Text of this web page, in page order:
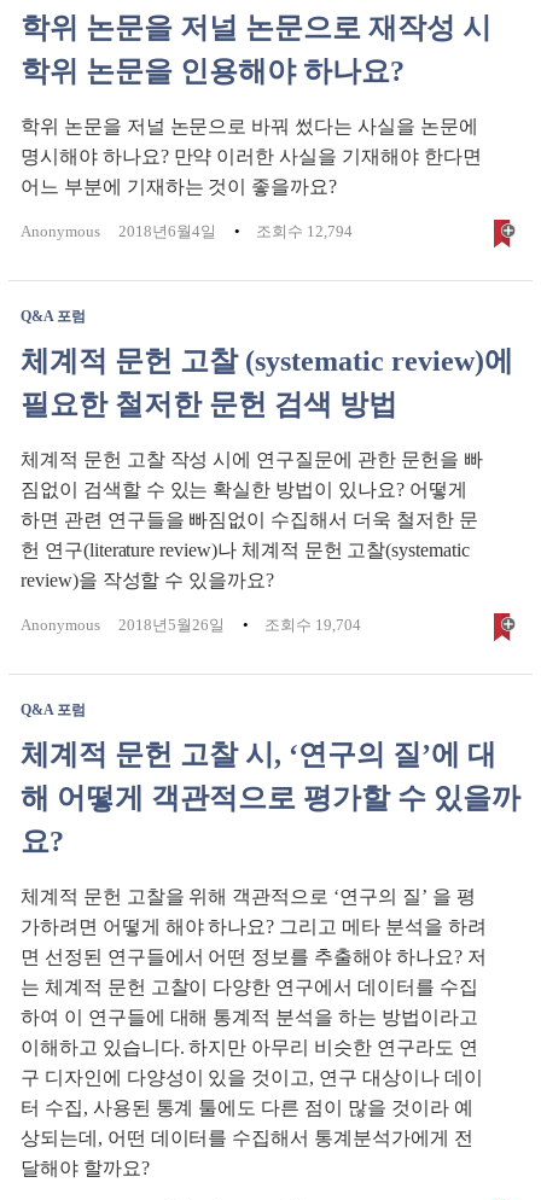
학위 논문을 저널 논문으로 재작성 시
학위 논문을 인용해야 하나요?
학위 논문을 저널 논문으로 바꿔 썼다는 사실을 논문에
명시해야 하나요? 만약 이러한 사실을 기재해야 한다면
어느 부분에 기재하는 것이 좋을까요?
Anonymous 2018년6월4일 조회수 12,794
Q&A 포럼
체계적 문헌 고찰 (systematic review)에
필요한 철저한 문헌 검색 방법
체계적 문헌 고찰 작성 시에 연구질문에 관한 문헌을 빠
짐없이 검색할 수 있는 확실한 방법이 있나요? 어떻게
하면 관련 연구들을 빠짐없이 수집해서 더욱 철저한 문
헌 연구(literature review)나 체계적 문헌 고찰(systematic
review)을 작성할 수 있을까요?
Anonymous 2018년5월26일 조회수 19,704
Q&A 포럼
체계적 문헌 고찰 시, ‘연구의 질’에 대
해 어떻게 객관적으로 평가할 수 있을까
요?
체계적 문헌 고찰을 위해 객관적으로 ‘연구의 질’ 을 평
가하려면 어떻게 해야 하나요? 그리고 메타 분석을 하려
면 선정된 연구들에서 어떤 정보를 추출해야 하나요? 저
는 체계적 문헌 고찰이 다양한 연구에서 데이터를 수집
하여 이 연구들에 대해 통계적 분석을 하는 방법이라고
이해하고 있습니다. 하지만 아무리 비슷한 연구라도 연
구 디자인에 다양성이 있을 것이고, 연구 대상이나 데이
터 수집, 사용된 통계 툴에도 다른 점이 많을 것이라 예
상되는데, 어떤 데이터를 수집해서 통계분석가에게 전
달해야 할까요?